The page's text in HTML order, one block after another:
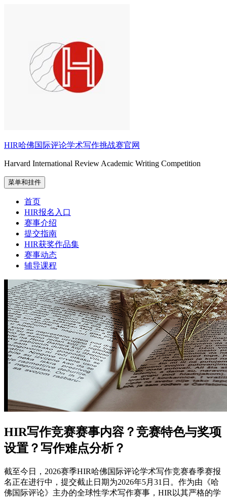
HIR哈佛国际评论学术写作挑战赛官网
Harvard International Review Academic Writing Competition
菜单和挂件
首页
HIR报名入口
赛事介绍
提交指南
HIR获奖作品集
赛事动态
辅导课程
HIR写作竞赛赛事内容？竞赛特色与奖项
设置？写作难点分析？
截至今日，2026赛季HIR哈佛国际评论学术写作竞赛春季赛报
名正在进行中，提交截止日期为2026年5月31日。作为由《哈
佛国际评论》主办的全球性学术写作赛事，HIR以其严格的学